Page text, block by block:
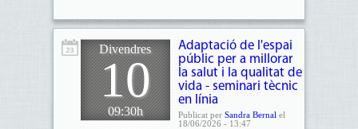
Divendres
10
09:30h
Adaptació de l'espai
públic per a millorar
la salut i la qualitat de
vida - seminari tècnic
en línia
Publicat per Sandra Bernal el
18/06/2026 - 13:47